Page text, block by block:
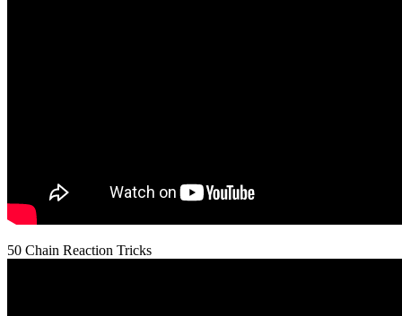
50 Chain Reaction Tricks